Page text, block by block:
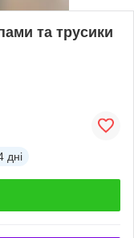
та трусики
дні